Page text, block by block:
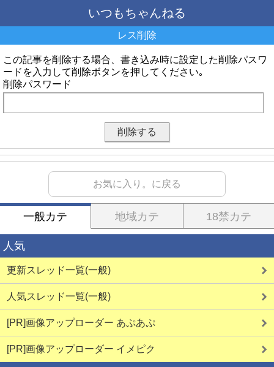
いつもちゃんねる
レス削除
この記事を削除する場合、書き込み時に設定した削除パスワ
ードを入力して削除ボタンを押してください｡
削除パスワード
お気に入り。に戻る
一般カテ 地域カテ 18禁カテ
人気
更新スレッド一覧(一般)
人気スレッド一覧(一般)
[PR]画像アップローダー あぷあぷ
[PR]画像アップローダー イメピク